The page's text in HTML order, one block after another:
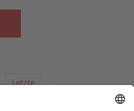
Letzte